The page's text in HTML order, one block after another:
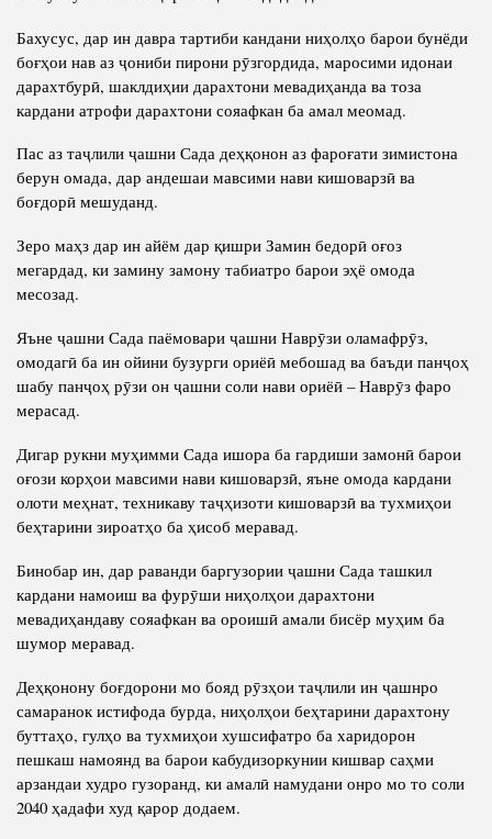
Бахусус, дар ин давра тартиби кандани ниҳолҳо барои бунёди
боғҳои нав аз ҷониби пирони рӯзгордида, маросими идонаи
дарахтбурӣ, шаклдиҳии дарахтони мевадиҳанда ва тоза
кардани атрофи дарахтони сояафкан ба амал меомад.
Пас аз таҷлили ҷашни Сада деҳқонон аз фароғати зимистона
берун омада, дар андешаи мавсими нави кишоварзӣ ва
боғдорӣ мешуданд.
Зеро маҳз дар ин айём дар қишри Замин бедорӣ оғоз
мегардад, ки замину замону табиатро барои эҳё омода
месозад.
Яъне ҷашни Сада паёмовари ҷашни Наврӯзи оламафрӯз,
омодагӣ ба ин ойини бузурги ориёӣ мебошад ва баъди панҷоҳ
шабу панҷоҳ рӯзи он ҷашни соли нави ориёӣ – Наврӯз фаро
мерасад.
Дигар рукни муҳимми Сада ишора ба гардиши замонӣ барои
оғози корҳои мавсими нави кишоварзӣ, яъне омода кардани
олоти меҳнат, техникаву таҷҳизоти кишоварзӣ ва тухмиҳои
беҳтарини зироатҳо ба ҳисоб меравад.
Бинобар ин, дар раванди баргузории ҷашни Сада ташкил
кардани намоиш ва фурӯши ниҳолҳои дарахтони
мевадиҳандаву сояафкан ва ороишӣ амали бисёр муҳим ба
шумор меравад.
Деҳқонону боғдорони мо бояд рӯзҳои таҷлили ин ҷашнро
самаранок истифода бурда, ниҳолҳои беҳтарини дарахтону
буттаҳо, гулҳо ва тухмиҳои хушсифатро ба харидорон
пешкаш намоянд ва барои кабудизоркунии кишвар саҳми
арзандаи худро гузоранд, ки амалӣ намудани онро мо то соли
2040 ҳадафи худ қарор додаем.